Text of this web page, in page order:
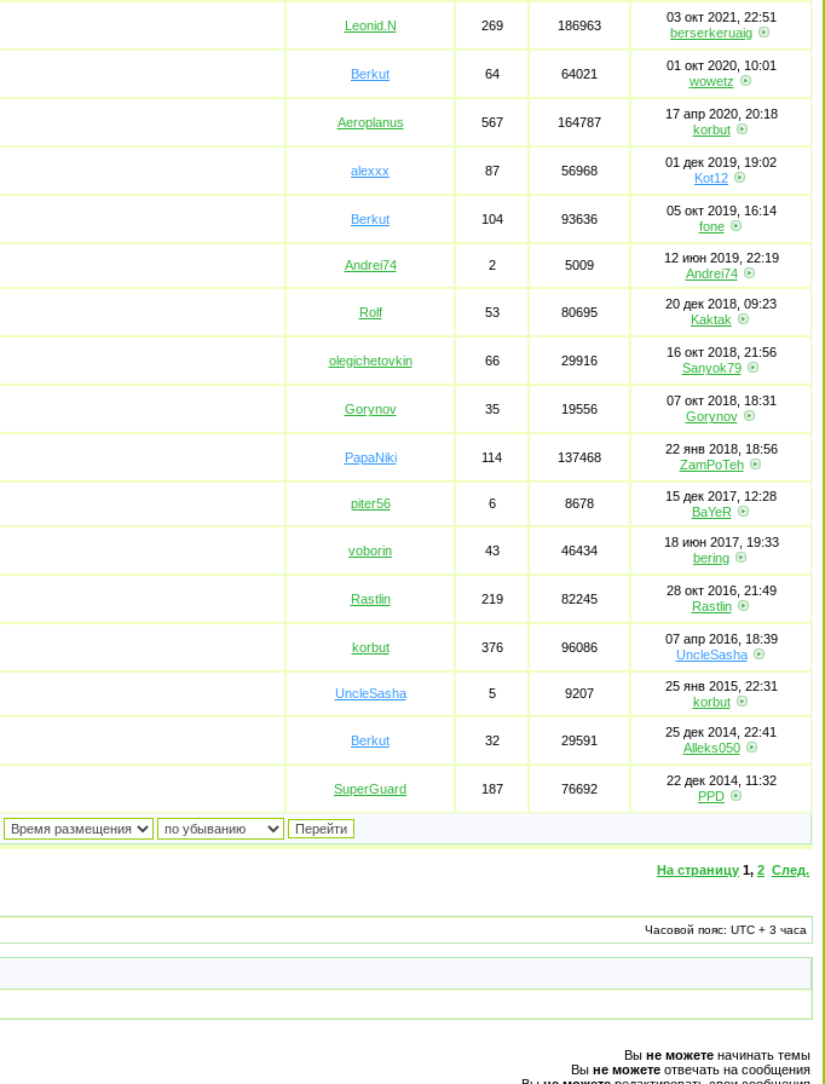
Leonid.N 269 186963
03 окт 2021, 22:51
berserkeruaig
Berkut 64 64021
01 окт 2020, 10:01
wowetz
Aeroplanus 567 164787
17 апр 2020, 20:18
korbut
alexxx 87 56968
01 дек 2019, 19:02
Kot12
Berkut 104 93636
05 окт 2019, 16:14
fone
Andrei74 2 5009
12 июн 2019, 22:19
Andrei74
Rolf 53 80695
20 дек 2018, 09:23
Kaktak
olegichetovkin 66 29916
16 окт 2018, 21:56
Sanyok79
Gorynov 35 19556
07 окт 2018, 18:31
Gorynov
PapaNiki 114 137468
22 янв 2018, 18:56
ZamPoTeh
piter56 6 8678
15 дек 2017, 12:28
BaYeR
voborin 43 46434
18 июн 2017, 19:33
bering
Rastlin 219 82245
28 окт 2016, 21:49
Rastlin
korbut 376 96086
07 апр 2016, 18:39
UncleSasha
UncleSasha 5 9207
25 янв 2015, 22:31
korbut
Berkut 32 29591
25 дек 2014, 22:41
Alleks050
SuperGuard 187 76692
22 дек 2014, 11:32
PPD
На страницу 1, 2 След.
Часовой пояс: UTC + 3 часа
Вы не можете начинать темы
Вы не можете отвечать на сообщения